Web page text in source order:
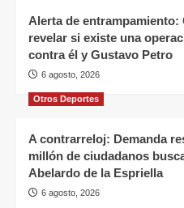
Alerta de entrampamiento:
revelar si existe una
contra él y Gustavo Petro
6 agosto, 2026
Otros Deportes
A contrarreloj: Demanda
millón de ciudadanos
Abelardo de la Espriella
6 agosto, 2026